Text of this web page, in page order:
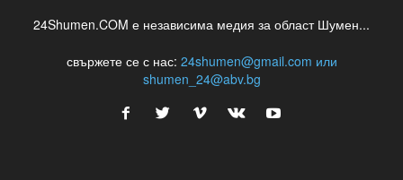
24Shumen.COM е независима медия за област Шумен...
свържете се с нас: 24shumen@gmail.com или
shumen_24@abv.bg